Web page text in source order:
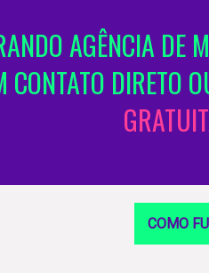
AGÊNCIA DE
CONTATO DIRETO
COMO